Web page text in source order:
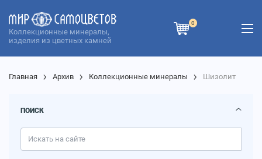
Коллекционные минералы,
изделия из цветных камней
0
Главная Архив Коллекционные минералы Шизолит
ПОИСК